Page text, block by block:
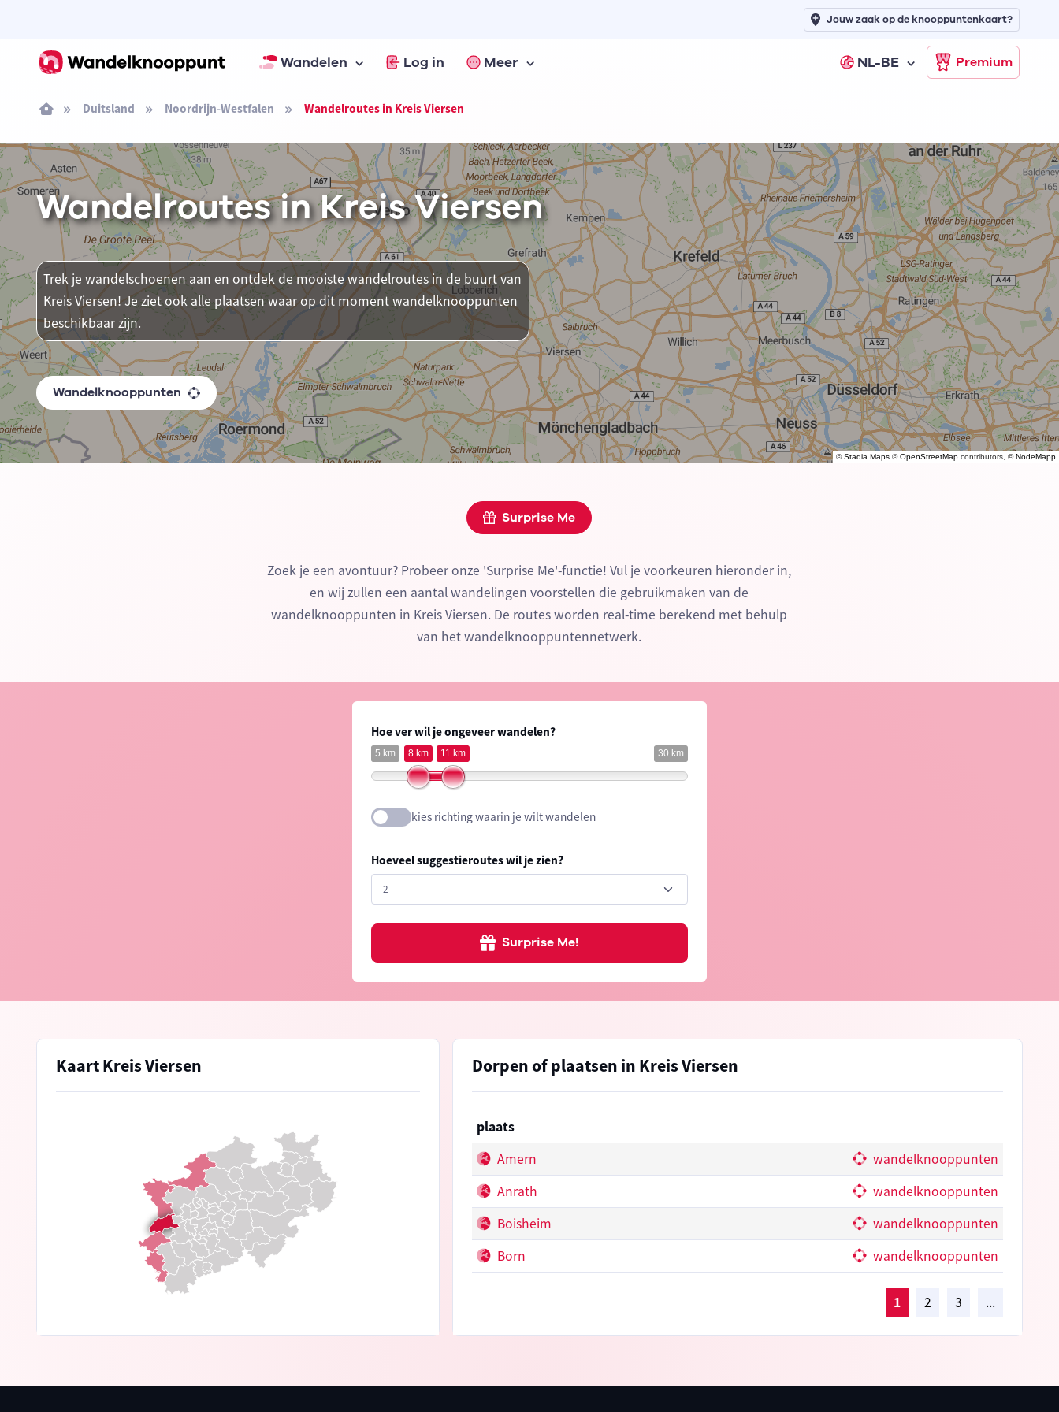
Wandelen Log in Meer NL-BE Premium
Jouw zaak op de knooppuntenkaart?
Duitsland Noordrijn-Westfalen Wandelroutes in Kreis Viersen
©Stadia Maps ©OpenStreetMap contributors, ©NodeMapp
Wandelroutes in Kreis Viersen
Trek je wandelschoenen aan en ontdek de mooiste wandelroutes in de buurt van
Kreis Viersen! Je ziet ook alle plaatsen waar op dit moment wandelknooppunten
beschikbaar zijn.
Wandelknooppunten
Surprise Me
Zoek je een avontuur? Probeer onze 'Surprise Me'-functie! Vul je voorkeuren hieronder in,
en wij zullen een aantal wandelingen voorstellen die gebruikmaken van de
wandelknooppunten in Kreis Viersen. De routes worden real-time berekend met behulp
van het wandelknooppuntennetwerk.
Hoe ver wil je ongeveer wandelen?
5 km 30 km
8 km 11 km
kies richting waarin je wilt wandelen
Hoeveel suggestieroutes wil je zien?
Surprise Me!
Kaart Kreis Viersen Dorpen of plaatsen in Kreis Viersen
plaats
Amern
wandelknooppunten
Anrath
wandelknooppunten
Boisheim
wandelknooppunten
Born
wandelknooppunten
1 2 3 ...